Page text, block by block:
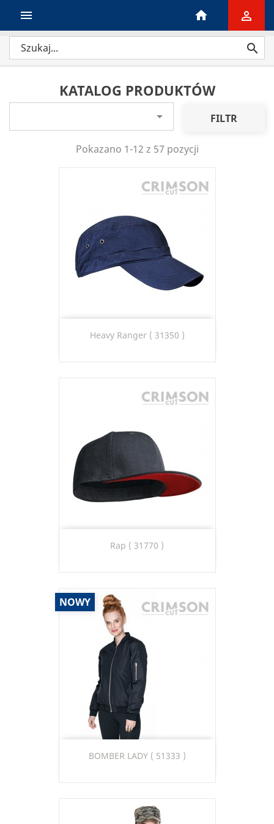
 home 

KATALOG PRODUKTÓW
 FILTR
Pokazano 1-12 z 57 pozycji
Heavy Ranger ( 31350 )
Rap ( 31770 )
BOMBER LADY ( 51333 )
NOWY